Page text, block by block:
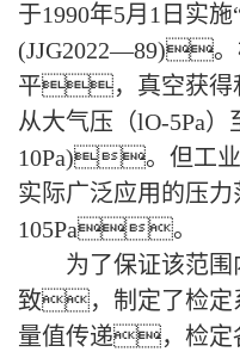
于1990年5月1日实
(JJG2022—89)。
平，真空获得
从大气压（lO-5Pa
10Pa)。但工
实际广泛应用的压力
105Pa。
为了保证该范围
致，制定了检
量值传递，检定